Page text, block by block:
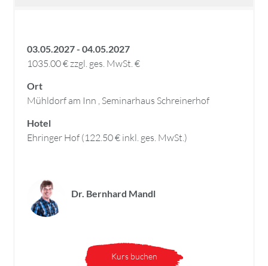
03.05.2027 - 04.05.2027
1035.00 € zzgl. ges. MwSt. €
Ort
Mühldorf am Inn , Seminarhaus Schreinerhof
Hotel
Ehringer Hof (122.50 € inkl. ges. MwSt.)
Dr. Bernhard Mandl
Kurs buchen